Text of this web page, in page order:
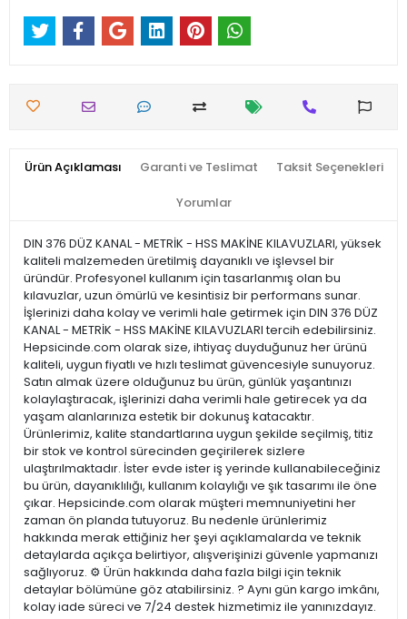
Ürün Açıklaması Garanti ve Teslimat Taksit Seçenekleri
Yorumlar
DIN 376 DÜZ KANAL - METRİK - HSS MAKİNE KILAVUZLARI, yüksek
kaliteli malzemeden üretilmiş dayanıklı ve işlevsel bir
üründür. Profesyonel kullanım için tasarlanmış olan bu
kılavuzlar, uzun ömürlü ve kesintisiz bir performans sunar.
İşlerinizi daha kolay ve verimli hale getirmek için DIN 376 DÜZ
KANAL - METRİK - HSS MAKİNE KILAVUZLARI tercih edebilirsiniz.
Hepsicinde.com olarak size, ihtiyaç duyduğunuz her ürünü
kaliteli, uygun fiyatlı ve hızlı teslimat güvencesiyle sunuyoruz.
Satın almak üzere olduğunuz bu ürün, günlük yaşantınızı
kolaylaştıracak, işlerinizi daha verimli hale getirecek ya da
yaşam alanlarınıza estetik bir dokunuş katacaktır.
Ürünlerimiz, kalite standartlarına uygun şekilde seçilmiş, titiz
bir stok ve kontrol sürecinden geçirilerek sizlere
ulaştırılmaktadır. İster evde ister iş yerinde kullanabileceğiniz
bu ürün, dayanıklılığı, kullanım kolaylığı ve şık tasarımı ile öne
çıkar. Hepsicinde.com olarak müşteri memnuniyetini her
zaman ön planda tutuyoruz. Bu nedenle ürünlerimiz
hakkında merak ettiğiniz her şeyi açıklamalarda ve teknik
detaylarda açıkça belirtiyor, alışverişinizi güvenle yapmanızı
sağlıyoruz. ⚙️ Ürün hakkında daha fazla bilgi için teknik
detaylar bölümüne göz atabilirsiniz. ? Aynı gün kargo imkânı,
kolay iade süreci ve 7/24 destek hizmetimiz ile yanınızdayız.